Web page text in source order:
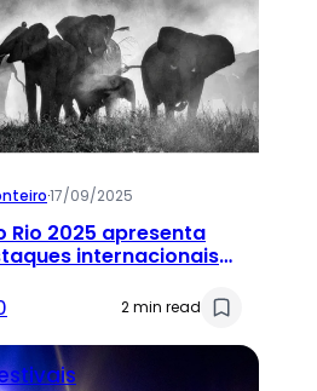
·17/09/2025
Rio 2025 apresenta
internacionais
2 min read